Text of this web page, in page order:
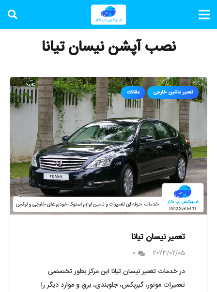
نصب آپشن نیسان تیانا
تعمیر ماشین خارجی مقالات
تعمیر نیسان تیانا
2023/02/05
0
در خدمات تعمیر نیسان تیانا این مرکز بطور تخصصی
تعمیرات موتور، گیربکس، جلوبندی، برق و موارد دیگر را